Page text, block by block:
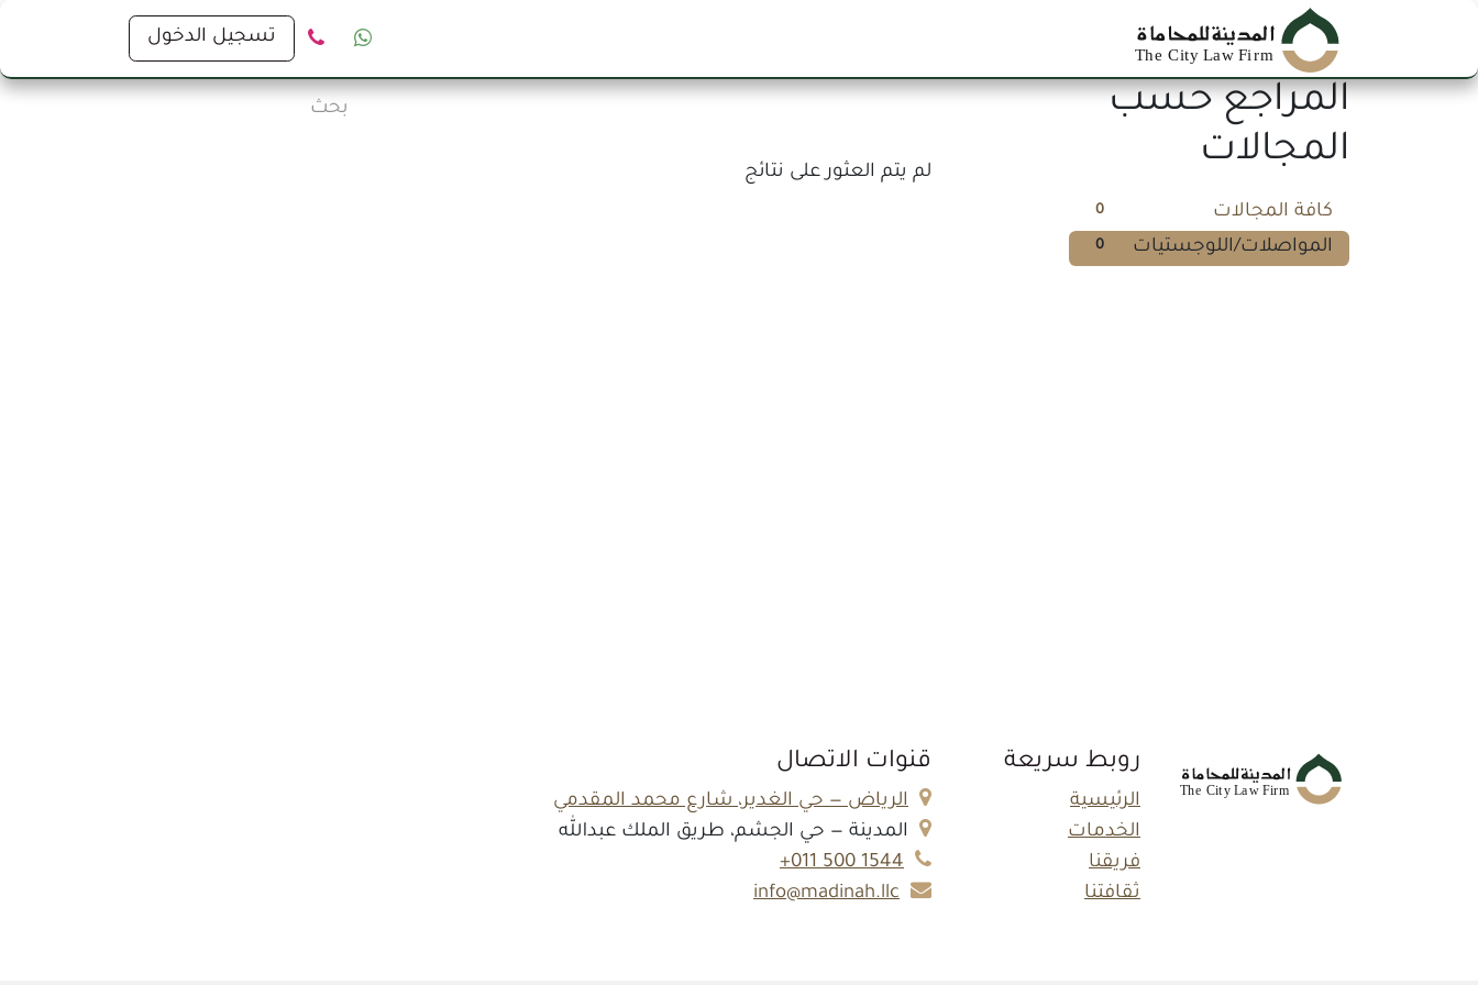
تخطي للذهاب إلى المحتوى
تسجيل الدخول
المراجع حسب
المجالات
0 كافة المجالات
0 المواصلات/اللوجستيات
لم يتم العثور على نتائج
روبط سريعة
الرئيسية
الخدمات
فريقنا
ثقافتنا
قنوات الاتصال
الرياض — حي الغدير، شارع محمد المقدمي
المدينة — حي الجشم، طريق الملك عبدالله
1544 500 011+
info@madinah.llc